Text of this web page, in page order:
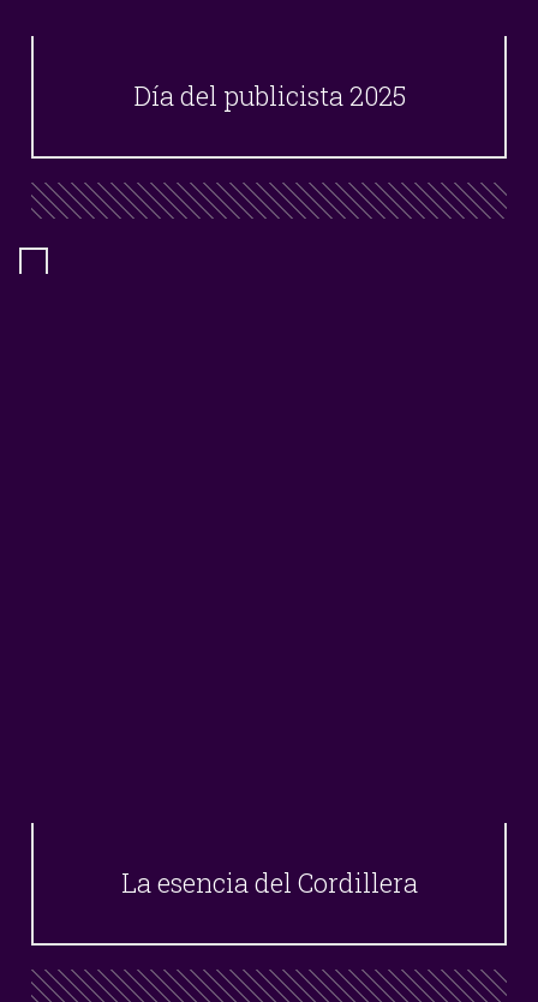
Día del publicista 2025
La esencia del Cordillera